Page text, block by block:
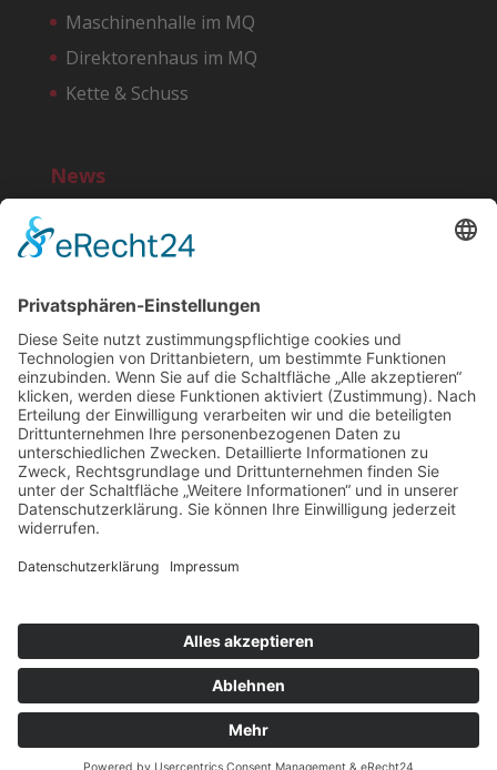
Maschinenhalle im MQ
Direktorenhaus im MQ
Kette & Schuss
News
10 Jahre noi!
»Deutschland feiert in Neuwerk« – Rheinische
Post, 25.11.2016
Rollbahn als Teststrecke
Suchen Cookie-Banner
Einstellungen
Copyright © 2025, 2026 noi! Events GmbH. Alle Rechte
vorbehalten.Impressum.Datenschutz.